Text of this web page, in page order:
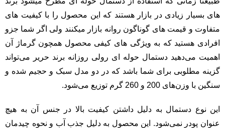
های بسیار زیادی در بازار هستند که این محصول را با کیفیت های
متفاوت و قیمت های گوناگون روانه بازار میکنند ولی اگر شما جزو
افرادی هستید که به ویژگی های کیفی محصول همچون گرماژ آن
اهمیت می‌دهید دستمال حوله ای رولی روزانه برند حریر می‌تواند
گزینه مطلوبی برای شما باشد که در دو مدل سبک و حجیم شده و
سنگین با وزن‌های 200 و 260 گرم توزیع می‌شود.
این نوع دستمال به دلیل داشتن کیفیت بالا در جنس آن به هیچ
عنوان پودر نمی‌شود. این محصول به دلیل جذب آب و نحوه چیدمان